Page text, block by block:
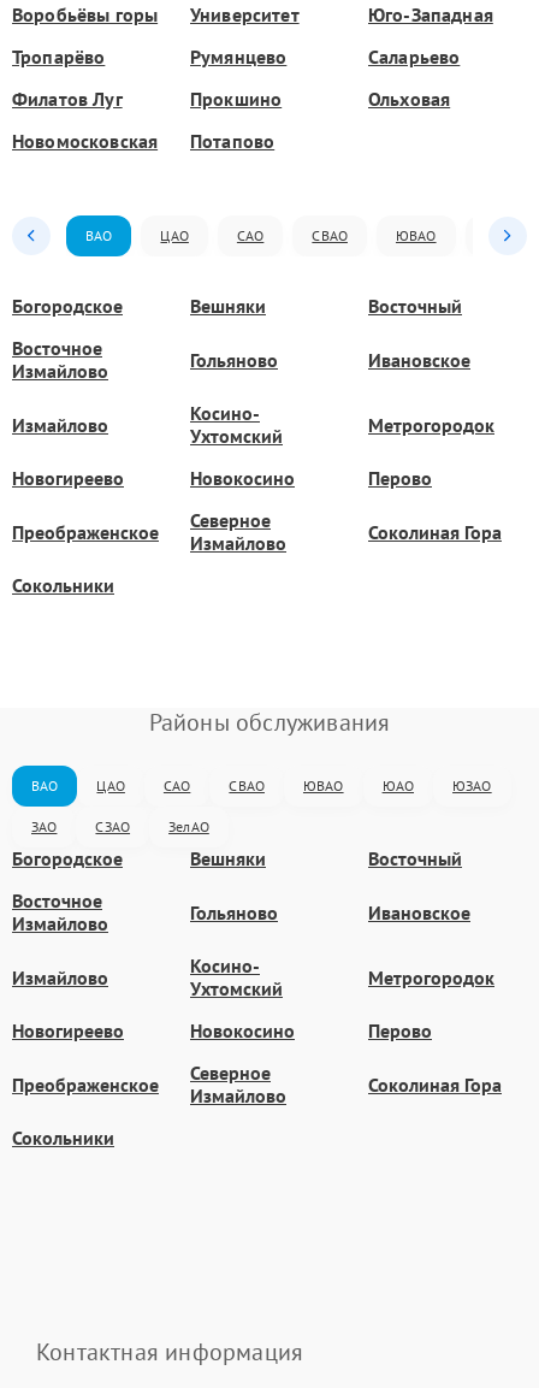
Воробьёвы горы Университет
Юго-Западная
Тропарёво
Румянцево
Саларьево
Филатов Луг
Прокшино
Ольховая
Новомосковская
Потапово
ВАО ЦАО САО СВАО ЮВАО ЮАО
Богородское Вешняки
Восточный
Восточное
Измайлово
Гольяново Ивановское
Измайлово
Косино-
Ухтомский
Метрогородок
Новогиреево Новокосино Перово
Преображенское
Северное
Измайлово
Соколиная Гора
Сокольники
Районы обслуживания
ВАО ЦАО САО СВАО ЮВАО ЮАО ЮЗАО
ЗАО СЗАО ЗелАО
Богородское Вешняки
Восточный
Восточное
Измайлово
Гольяново Ивановское
Измайлово
Косино-
Ухтомский
Метрогородок
Новогиреево Новокосино Перово
Преображенское
Северное
Измайлово
Соколиная Гора
Сокольники
Контактная информация